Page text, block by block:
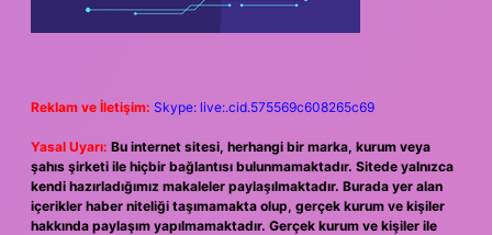
Reklam ve İletişim: Skype: live:.cid.575569c608265c69
Yasal Uyarı: Bu internet sitesi, herhangi bir marka, kurum veya
şahıs şirketi ile hiçbir bağlantısı bulunmamaktadır. Sitede yalnızca
kendi hazırladığımız makaleler paylaşılmaktadır. Burada yer alan
içerikler haber niteliği taşımamakta olup, gerçek kurum ve kişiler
hakkında paylaşım yapılmamaktadır. Gerçek kurum ve kişiler ile